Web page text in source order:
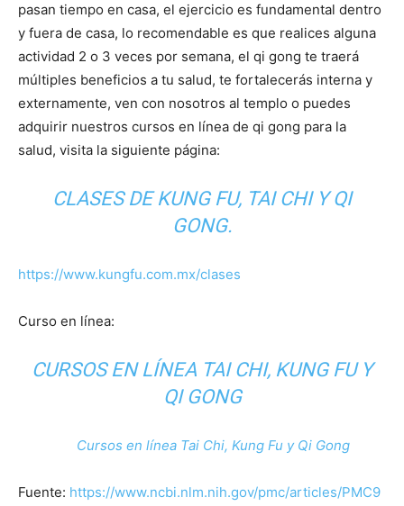
pasan tiempo en casa, el ejercicio es fundamental dentro
y fuera de casa, lo recomendable es que realices alguna
actividad 2 o 3 veces por semana, el qi gong te traerá
múltiples beneficios a tu salud, te fortalecerás interna y
externamente, ven con nosotros al templo o puedes
adquirir nuestros cursos en línea de qi gong para la
salud, visita la siguiente página:
CLASES DE KUNG FU, TAI CHI Y QI
GONG.
https://www.kungfu.com.mx/clases
Curso en línea:
CURSOS EN LÍNEA TAI CHI, KUNG FU Y
QI GONG
Cursos en línea Tai Chi, Kung Fu y Qi Gong
Fuente: https://www.ncbi.nlm.nih.gov/pmc/articles/PMC9